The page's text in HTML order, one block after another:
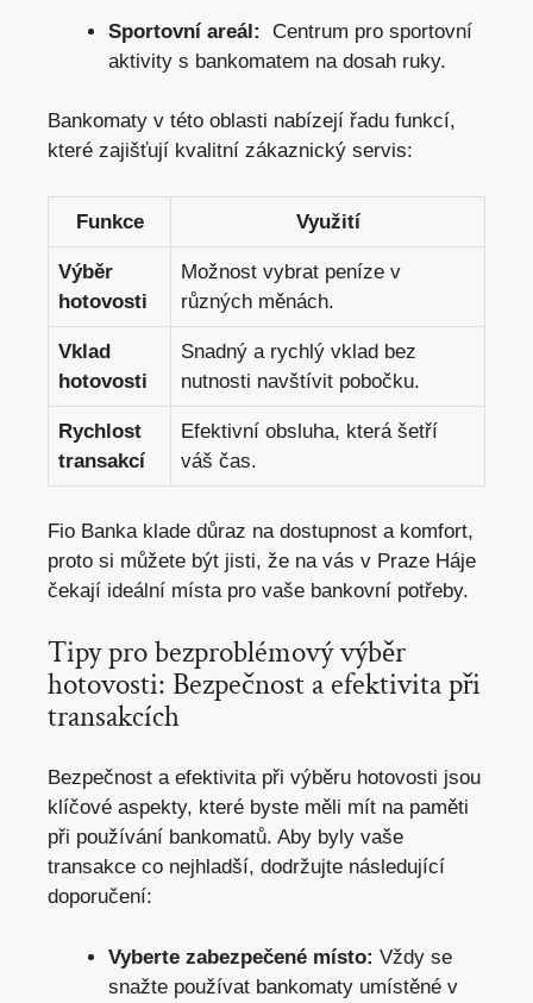
Sportovní areál:
‍ Centrum pro sportovní
aktivity s ⁣bankomatem na dosah ruky.
Bankomaty v této oblasti nabízejí řadu funkcí,
které zajišťují kvalitní zákaznický servis:
Funkce Využití
Výběr ​
hotovosti
Možnost vybrat ⁤peníze v‌
různých měnách.
Vklad
hotovosti
Snadný‍ a rychlý vklad bez
nutnosti navštívit pobočku.
Rychlost
⁢transakcí
Efektivní obsluha, která šetří
váš čas.
Fio Banka⁣ klade‌ důraz ⁢na dostupnost a komfort,
proto si můžete být jisti, že na vás v‍ Praze Háje
čekají ​ideální místa pro ⁣vaše bankovní potřeby.
Tipy pro bezproblémový výběr
hotovosti: ‍Bezpečnost a efektivita při⁣
transakcích
Bezpečnost a efektivita ​při výběru hotovosti jsou
klíčové aspekty, které byste měli mít na paměti
při používání bankomatů.⁤ Aby byly vaše
transakce‌ co nejhladší, dodržujte‌ následující
doporučení:
Vyberte ⁢zabezpečené místo: Vždy se
snažte používat bankomaty umístěné v